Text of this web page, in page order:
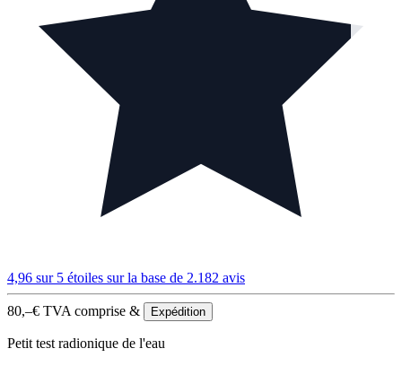
4,96 sur 5 étoiles sur la base de 2.182 avis
80,–€ TVA comprise & Expédition
Petit test radionique de l'eau